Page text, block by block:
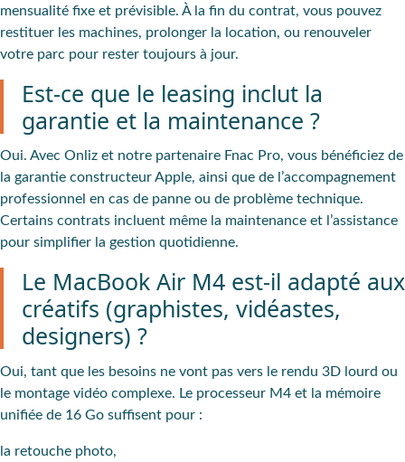
mensualité fixe et prévisible. À la fin du contrat, vous pouvez
restituer les machines, prolonger la location, ou renouveler
votre parc pour rester toujours à jour.
Est-ce que le leasing inclut la
garantie et la maintenance ?
Oui. Avec Onliz et notre partenaire Fnac Pro, vous bénéficiez de
la garantie constructeur Apple, ainsi que de l’accompagnement
professionnel en cas de panne ou de problème technique.
Certains contrats incluent même la maintenance et l’assistance
pour simplifier la gestion quotidienne.
Le MacBook Air M4 est-il adapté aux
créatifs (graphistes, vidéastes,
designers) ?
Oui, tant que les besoins ne vont pas vers le rendu 3D lourd ou
le montage vidéo complexe. Le processeur M4 et la mémoire
unifiée de 16 Go suffisent pour :
la retouche photo,